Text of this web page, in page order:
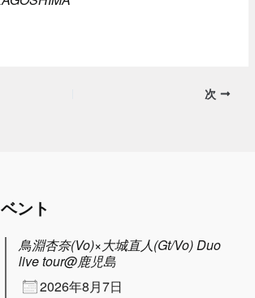
次
ント
鳥淵杏奈(Vo)×大城直人(Gt/Vo) Duo
live tour@鹿児島
2026年8月7日